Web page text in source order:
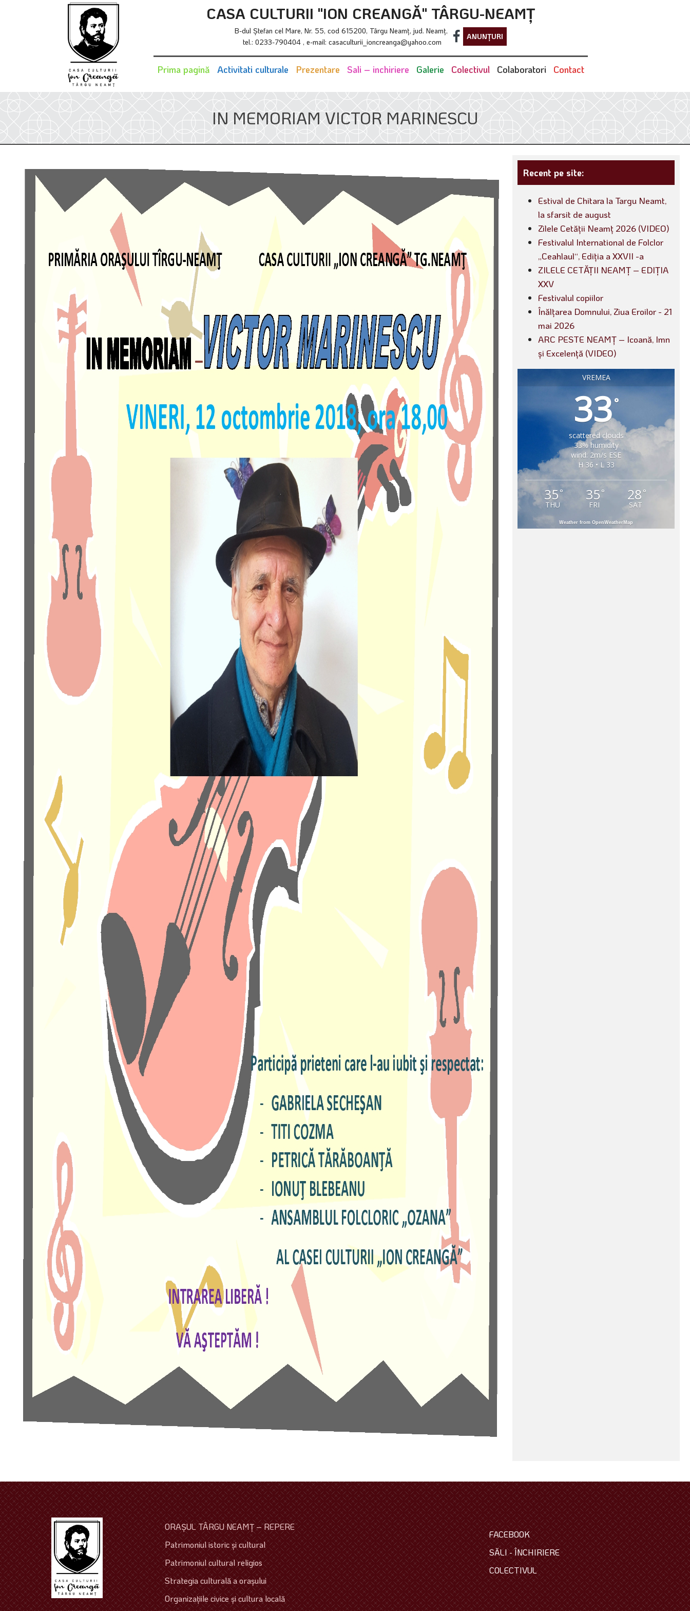
CASA CULTURII "ION CREANGĂ" TÂRGU-NEAMȚ
B-dul Ştefan cel Mare, Nr. 55, cod 615200, Târgu Neamţ, jud. Neamţ,
tel.: 0233-790404 , e-mail: casaculturii_ioncreanga@yahoo.com
ANUNȚURI
Prima pagină Activitati culturale Prezentare Sali – inchiriere Galerie Colectivul Colaboratori Contact
IN MEMORIAM VICTOR MARINESCU
Recent pe site:
Estival de Chitara la Targu Neamt,
la sfarsit de august
Zilele Cetății Neamț 2026 (VIDEO)
Festivalul International de Folclor
„Ceahlaul“, Ediția a XXVII -a
ZILELE CETĂȚII NEAMȚ – EDIȚIA
XXV
Festivalul copiilor
Înălțarea Domnului, Ziua Eroilor - 21
mai 2026
ARC PESTE NEAMȚ – Icoană, Imn
și Excelență (VIDEO)
VREMEA
33°
scattered clouds
33% humidity
wind: 2m/s ESE
H 36 • L 33
35°
THU
35 °
FRI
28 °
SAT
Weather from OpenWeatherMap
ORAŞUL TÂRGU NEAMŢ – REPERE
Patrimoniul istoric şi cultural
Patrimoniul cultural religios
Strategia culturală a oraşului
Organizaţiile civice şi cultura locală
FACEBOOK
SĂLI - ÎNCHIRIERE
COLECTIVUL